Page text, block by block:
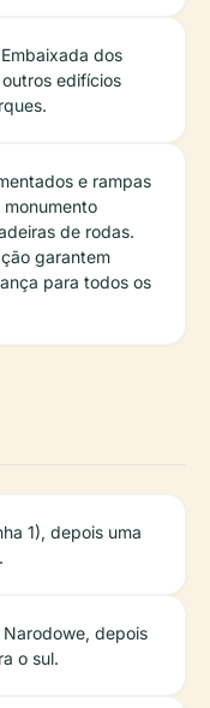
dos
edifícios
e rampas
monumento
de rodas.
garantem
para todos os
1), depois uma
depois
o sul.